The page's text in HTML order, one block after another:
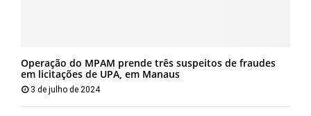
Operação do MPAM prende três suspeitos de fraudes
em licitações de UPA, em Manaus
3 de julho de 2024